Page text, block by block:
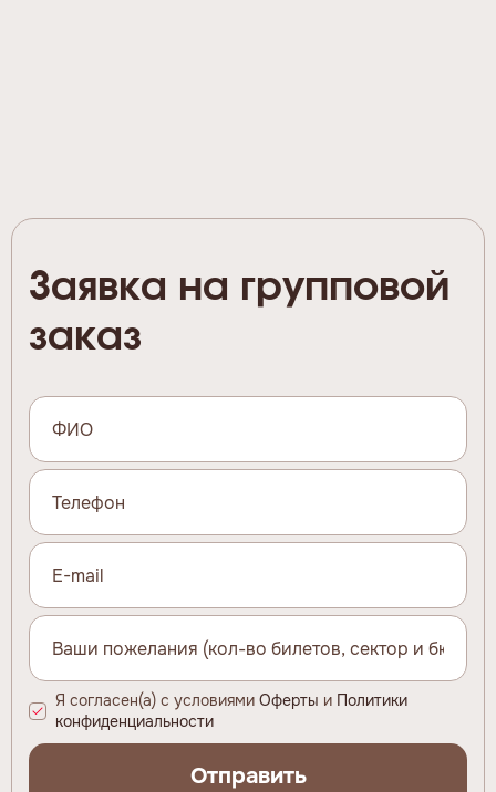
Заявка на групповой
заказ
Я согласен(а) с условиями Оферты и Политики
конфиденциальности
Отправить